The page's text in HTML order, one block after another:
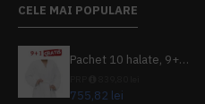
CELE MAI POPULARE
Pachet 10 halate, 9+1 gratuit
755,82 lei